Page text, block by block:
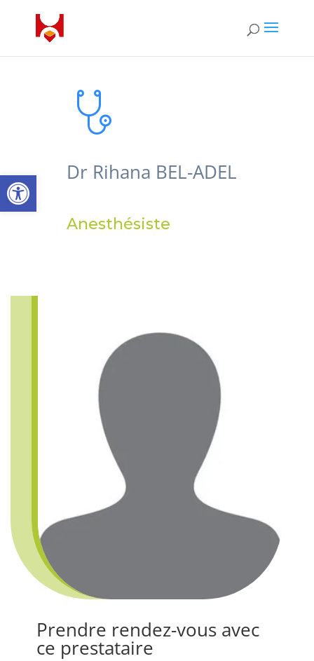
Ouvrir la barre d’outilsDr Rihana BEL-ADEL
Anesthésiste
Prendre rendez-vous avec
ce prestataire